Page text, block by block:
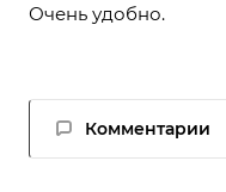
Очень удобно.
Комментарии